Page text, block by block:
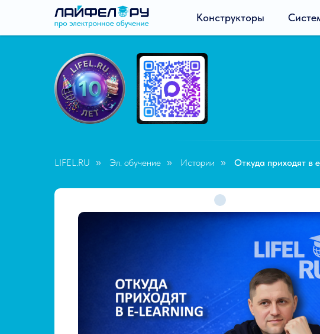
Конструкторы
LIFEL.RU » Эл. обучение » Истории » Откуда приходят в